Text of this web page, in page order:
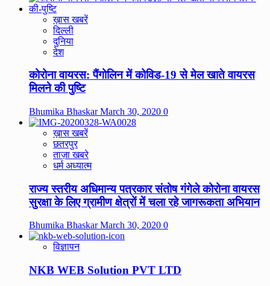
ख़ास खबरें
दिल्ली
दुनिया
देश
कोरोना वायरस: पैंगोलिन में कोविड-19 से मेल खाते वायरस
मिलने की पुष्टि
Bhumika BhaskarMarch 30, 2020 0
ख़ास खबरें
छतरपुर
ताज़ा खबरे
धर्म अध्यात्म
राज्य स्तरीय अधिमान्य पत्रकार संतोष गंगेले कोरोना वायरस
सुरक्षा के लिए ग्रामीण क्षेत्रों में चला रहे जागरूकता अभियान
Bhumika BhaskarMarch 30, 2020 0
विज्ञापन
NKB WEB Solution PVT LTD